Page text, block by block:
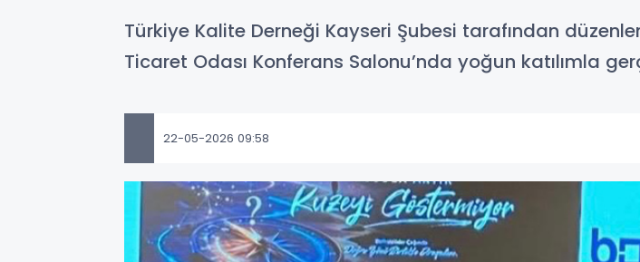
Türkiye Kalite Derneği Kayseri Şubesi tarafından
Ticaret Odası Konferans Salonu’nda yoğun katılımla
22-05-2026 09:58